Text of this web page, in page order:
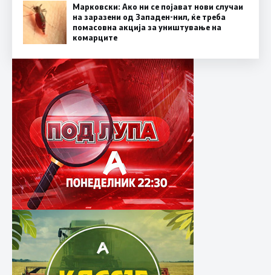
Марковски: Ако ни се појават нови случаи
на заразени од Западен-нил, ќе треба
помасовна акција за уништување на
комарците